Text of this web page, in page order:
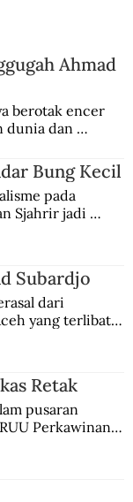
Ahmad
berotak encer
dunia dan
Sun Yat-sen.
Bung Kecil
pada
Sjahrir jadi
Subardjo
dari
yang terlibat
Retak
pusaran
Perkawinan.